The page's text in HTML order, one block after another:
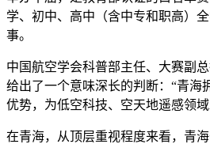
学、初中、高中（含中专和职高）
事。
中国航空学会科普部主任、大赛副
给出了一个意味深长的判断：“青海
优势，为低空科技、空天地遥感领
在青海，从顶层重视程度来看，青